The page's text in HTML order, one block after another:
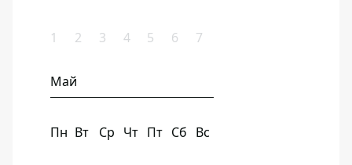
1 2 3 4 5 6 7
Май
Пн Вт Ср Чт Пт Сб Вс